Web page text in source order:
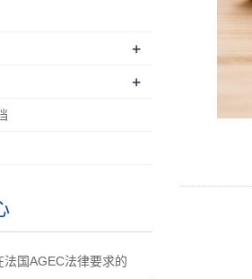
+
+
法国AGEC法律要求的